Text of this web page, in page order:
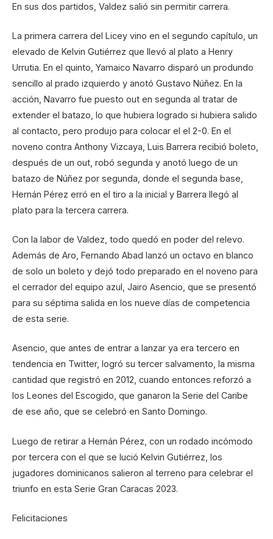
En sus dos partidos, Valdez salió sin permitir carrera.
La primera carrera del Licey vino en el segundo capítulo, un
elevado de Kelvin Gutiérrez que llevó al plato a Henry
Urrutia. En el quinto, Yamaico Navarro disparó un produndo
sencillo al prado izquierdo y anotó Gustavo Núñez. En la
acción, Navarro fue puesto out en segunda al tratar de
extender el batazo, lo que hubiera logrado si hubiera salido
al contacto, pero produjo para colocar el el 2-0. En el
noveno contra Anthony Vizcaya, Luis Barrera recibió boleto,
después de un out, robó segunda y anotó luego de un
batazo de Núñez por segunda, donde el segunda base,
Hernán Pérez erró en el tiro a la inicial y Barrera llegó al
plato para la tercera carrera.
Con la labor de Valdez, todo quedó en poder del relevo.
Además de Aro, Fernando Abad lanzó un octavo en blanco
de solo un boleto y dejó todo preparado en el noveno para
el cerrador del equipo azul, Jairo Asencio, que se presentó
para su séptima salida en los nueve días de competencia
de esta serie.
Asencio, que antes de entrar a lanzar ya era tercero en
tendencia en Twitter, logró su tercer salvamento, la misma
cantidad que registró en 2012, cuando entonces reforzó a
los Leones del Escogido, que ganaron la Serie del Caribe
de ese año, que se celebró en Santo Domingo.
Luego de retirar a Hernán Pérez, con un rodado incómodo
por tercera con el que se lució Kelvin Gutiérrez, los
jugadores dominicanos salieron al terreno para celebrar el
triunfo en esta Serie Gran Caracas 2023.
Felicitaciones